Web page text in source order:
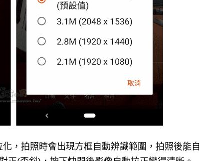
，拍照時會出現方框自動辨識範圍，拍照後能自